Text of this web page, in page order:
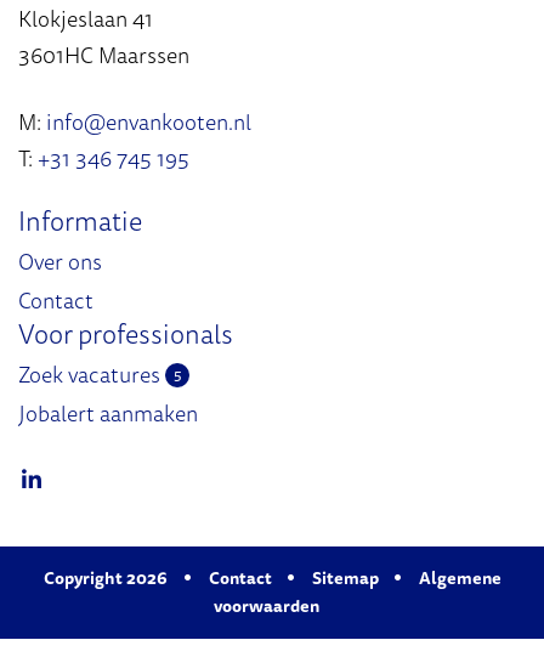
Klokjeslaan 41
3601HC Maarssen
M: info@envankooten.nl
T: +31 346 745 195
Informatie
Over ons
Contact
Voor professionals
Zoek vacatures 5
Jobalert aanmaken
Copyright 2026 Contact Sitemap
Algemene
voorwaarden